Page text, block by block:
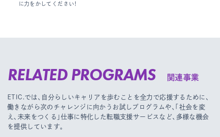
に力をかしてください！
RELATED PROGRAMS 関連事業
ETIC.では、自分らしいキャリアを歩むことを全力で応援するために、
働きながら次のチャレンジに向かうお試しプログラムや、
「社会を変
え、未来をつくる」仕事に特化した転職支援サービスなど、多様な機会
を提供しています。